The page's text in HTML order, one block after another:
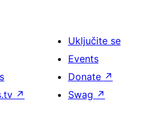
↗
Uključite se
Events
Donate ↗
Swag ↗